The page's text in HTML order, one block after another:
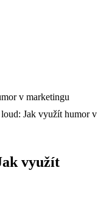
Jak využít humor v
využít